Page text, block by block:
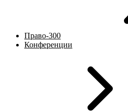
Право-300
Конференции